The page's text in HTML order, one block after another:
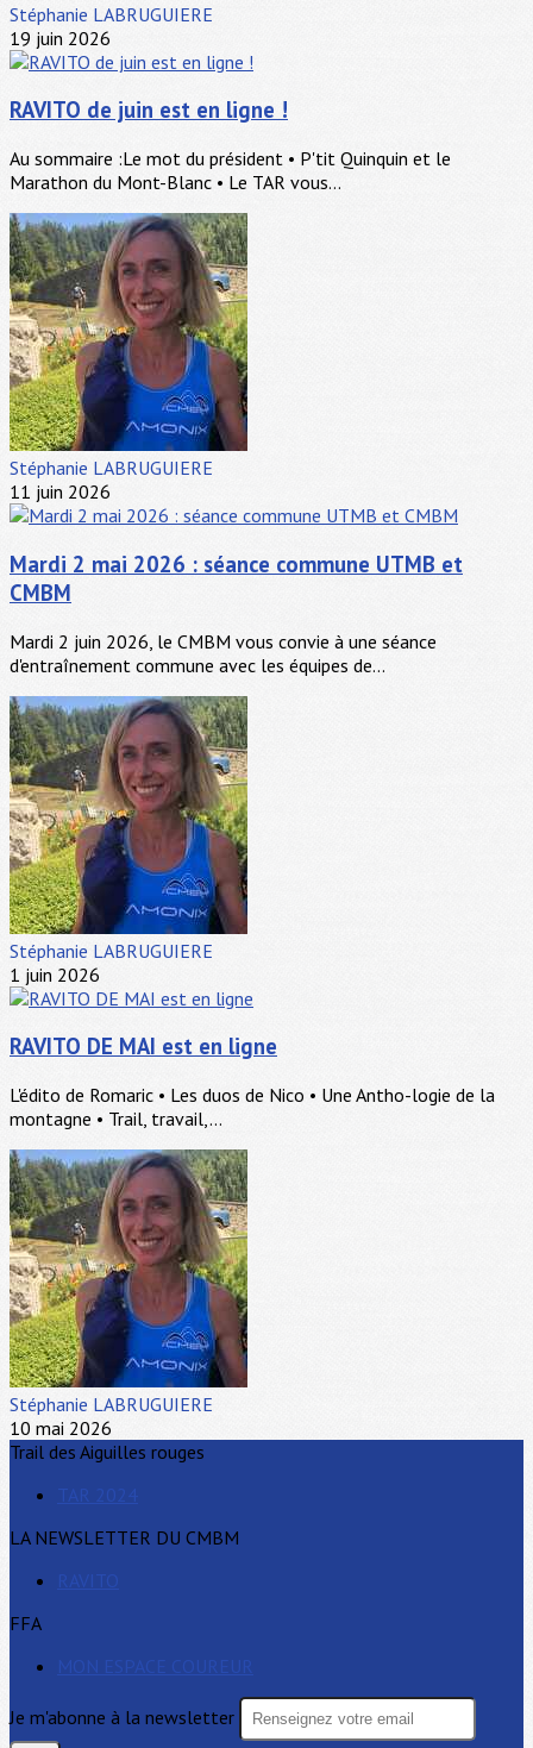
Stéphanie LABRUGUIERE
19 juin 2026
RAVITO de juin est en ligne !
Au sommaire :Le mot du président • P'tit Quinquin et le
Marathon du Mont-Blanc • Le TAR vous...
Stéphanie LABRUGUIERE
11 juin 2026
Mardi 2 mai 2026 : séance commune UTMB et
CMBM
Mardi 2 juin 2026, le CMBM vous convie à une séance
d'entraînement commune avec les équipes de...
Stéphanie LABRUGUIERE
1 juin 2026
RAVITO DE MAI est en ligne
L'édito de Romaric • Les duos de Nico • Une Antho-logie de la
montagne • Trail, travail,...
Stéphanie LABRUGUIERE
10 mai 2026
Trail des Aiguilles rouges
TAR 2024
LA NEWSLETTER DU CMBM
RAVITO
FFA
MON ESPACE COUREUR
Je m'abonne à la newsletter